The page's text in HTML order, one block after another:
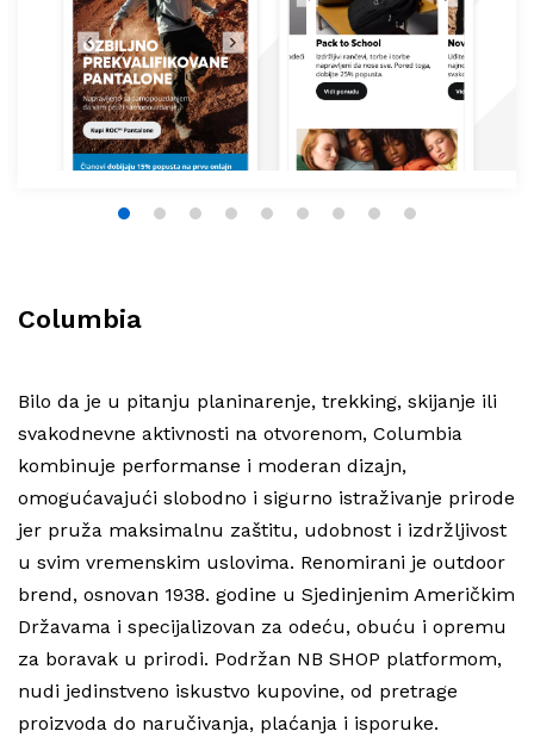
1 2 3 4 5 6 7 8 9
Columbia
Bilo da je u pitanju planinarenje, trekking, skijanje ili
svakodnevne aktivnosti na otvorenom, Columbia
kombinuje performanse i moderan dizajn,
omogućavajući slobodno i sigurno istraživanje prirode
jer pruža maksimalnu zaštitu, udobnost i izdržljivost
u svim vremenskim uslovima. Renomirani je outdoor
brend, osnovan 1938. godine u Sjedinjenim Američkim
Državama i specijalizovan za odeću, obuću i opremu
za boravak u prirodi. Podržan NB SHOP platformom,
nudi jedinstveno iskustvo kupovine, od pretrage
proizvoda do naručivanja, plaćanja i isporuke.